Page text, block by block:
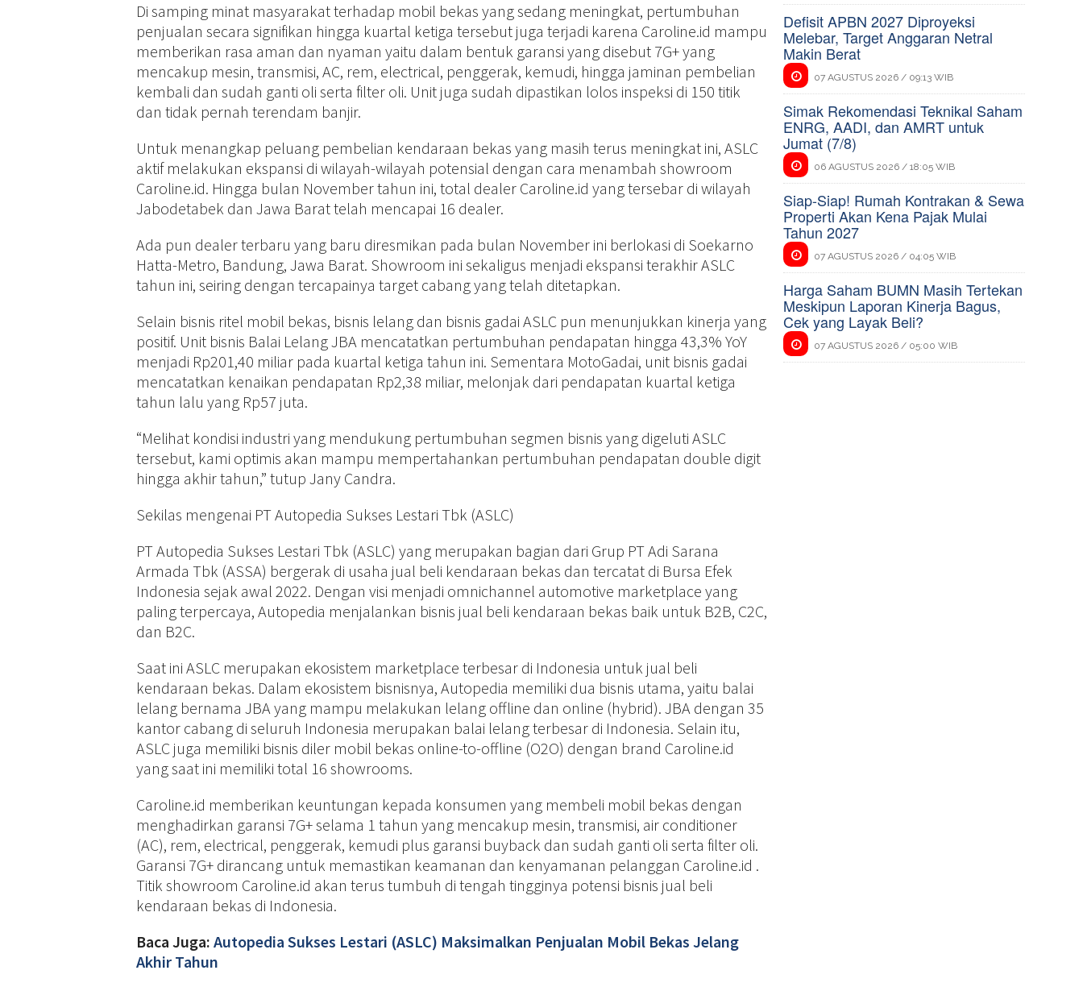
Di samping minat masyarakat terhadap mobil bekas yang sedang meningkat, pertumbuhan
penjualan secara signifikan hingga kuartal ketiga tersebut juga terjadi karena Caroline.id mampu
memberikan rasa aman dan nyaman yaitu dalam bentuk garansi yang disebut 7G+ yang
mencakup mesin, transmisi, AC, rem, electrical, penggerak, kemudi, hingga jaminan pembelian
kembali dan sudah ganti oli serta filter oli. Unit juga sudah dipastikan lolos inspeksi di 150 titik
dan tidak pernah terendam banjir.
Untuk menangkap peluang pembelian kendaraan bekas yang masih terus meningkat ini, ASLC
aktif melakukan ekspansi di wilayah-wilayah potensial dengan cara menambah showroom
Caroline.id. Hingga bulan November tahun ini, total dealer Caroline.id yang tersebar di wilayah
Jabodetabek dan Jawa Barat telah mencapai 16 dealer.
Ada pun dealer terbaru yang baru diresmikan pada bulan November ini berlokasi di Soekarno
Hatta-Metro, Bandung, Jawa Barat. Showroom ini sekaligus menjadi ekspansi terakhir ASLC
tahun ini, seiring dengan tercapainya target cabang yang telah ditetapkan.
Selain bisnis ritel mobil bekas, bisnis lelang dan bisnis gadai ASLC pun menunjukkan kinerja yang
positif. Unit bisnis Balai Lelang JBA mencatatkan pertumbuhan pendapatan hingga 43,3% YoY
menjadi Rp201,40 miliar pada kuartal ketiga tahun ini. Sementara MotoGadai, unit bisnis gadai
mencatatkan kenaikan pendapatan Rp2,38 miliar, melonjak dari pendapatan kuartal ketiga
tahun lalu yang Rp57 juta.
“Melihat kondisi industri yang mendukung pertumbuhan segmen bisnis yang digeluti ASLC
tersebut, kami optimis akan mampu mempertahankan pertumbuhan pendapatan double digit
hingga akhir tahun,” tutup Jany Candra.
Sekilas mengenai PT Autopedia Sukses Lestari Tbk (ASLC)
PT Autopedia Sukses Lestari Tbk (ASLC) yang merupakan bagian dari Grup PT Adi Sarana
Armada Tbk (ASSA) bergerak di usaha jual beli kendaraan bekas dan tercatat di Bursa Efek
Indonesia sejak awal 2022. Dengan visi menjadi omnichannel automotive marketplace yang
paling terpercaya, Autopedia menjalankan bisnis jual beli kendaraan bekas baik untuk B2B, C2C,
dan B2C.
Saat ini ASLC merupakan ekosistem marketplace terbesar di Indonesia untuk jual beli
kendaraan bekas. Dalam ekosistem bisnisnya, Autopedia memiliki dua bisnis utama, yaitu balai
lelang bernama JBA yang mampu melakukan lelang offline dan online (hybrid). JBA dengan 35
kantor cabang di seluruh Indonesia merupakan balai lelang terbesar di Indonesia. Selain itu,
ASLC juga memiliki bisnis diler mobil bekas online-to-offline (O2O) dengan brand Caroline.id
yang saat ini memiliki total 16 showrooms.
Caroline.id memberikan keuntungan kepada konsumen yang membeli mobil bekas dengan
menghadirkan garansi 7G+ selama 1 tahun yang mencakup mesin, transmisi, air conditioner
(AC), rem, electrical, penggerak, kemudi plus garansi buyback dan sudah ganti oli serta filter oli.
Garansi 7G+ dirancang untuk memastikan keamanan dan kenyamanan pelanggan Caroline.id .
Titik showroom Caroline.id akan terus tumbuh di tengah tingginya potensi bisnis jual beli
kendaraan bekas di Indonesia.
Baca Juga: Autopedia Sukses Lestari (ASLC) Maksimalkan Penjualan Mobil Bekas Jelang
Akhir Tahun
Defisit APBN 2027 Diproyeksi
Melebar, Target Anggaran Netral
Makin Berat
07 AGUSTUS 2026 / 09:13 WIB
Simak Rekomendasi Teknikal Saham
ENRG, AADI, dan AMRT untuk
Jumat (7/8)
06 AGUSTUS 2026 / 18:05 WIB
Siap-Siap! Rumah Kontrakan & Sewa
Properti Akan Kena Pajak Mulai
Tahun 2027
07 AGUSTUS 2026 / 04:05 WIB
Harga Saham BUMN Masih Tertekan
Meskipun Laporan Kinerja Bagus,
Cek yang Layak Beli?
07 AGUSTUS 2026 / 05:00 WIB